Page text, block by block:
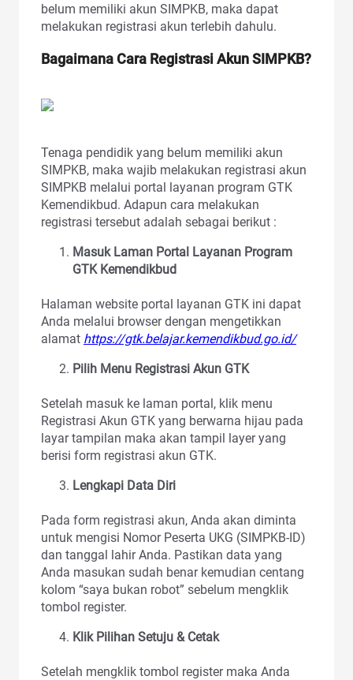
belum memiliki akun SIMPKB, maka dapat
melakukan registrasi akun terlebih dahulu.
Bagaimana Cara Registrasi Akun SIMPKB?
Tenaga pendidik yang belum memiliki akun
SIMPKB, maka wajib melakukan registrasi akun
SIMPKB melalui portal layanan program GTK
Kemendikbud. Adapun cara melakukan
registrasi tersebut adalah sebagai berikut :
Masuk Laman Portal Layanan Program
GTK Kemendikbud
Halaman website portal layanan GTK ini dapat
Anda melalui browser dengan mengetikkan
alamat https://gtk.belajar.kemendikbud.go.id/
Pilih Menu Registrasi Akun GTK
Setelah masuk ke laman portal, klik menu
Registrasi Akun GTK yang berwarna hijau pada
layar tampilan maka akan tampil layer yang
berisi form registrasi akun GTK.
Lengkapi Data Diri
Pada form registrasi akun, Anda akan diminta
untuk mengisi Nomor Peserta UKG (SIMPKB-ID)
dan tanggal lahir Anda. Pastikan data yang
Anda masukan sudah benar kemudian centang
kolom “saya bukan robot” sebelum mengklik
tombol register.
Klik Pilihan Setuju & Cetak
Setelah mengklik tombol register maka Anda